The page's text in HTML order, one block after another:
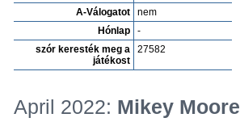
A-Válogatot
nem
Hónlap
-
szór keresték meg a
játékost
27582
April 2022: Mikey Moore